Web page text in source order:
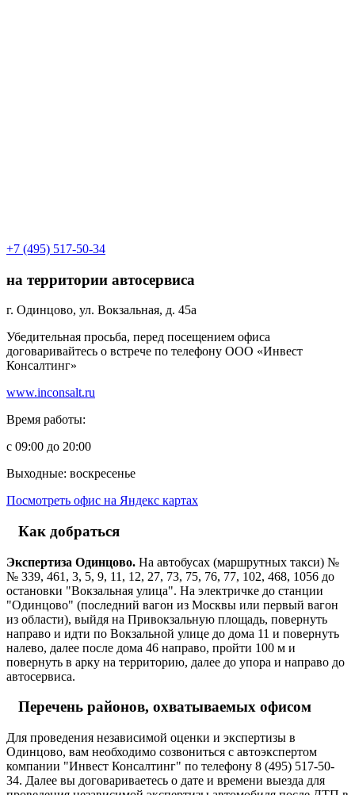
+7 (495) 517-50-34
на территории автосервиса
г. Одинцово, ул. Вокзальная, д. 45а
Убедительная просьба, перед посещением офиса
договаривайтесь о встрече по телефону ООО «Инвест
Консалтинг»
www.inconsalt.ru
Время работы:
с 09:00 до 20:00
Выходные: воскресенье
Посмотреть офис на Яндекс картах
Как добраться
Экспертиза Одинцово. На автобусах (маршрутных такси) №
№ 339, 461, 3, 5, 9, 11, 12, 27, 73, 75, 76, 77, 102, 468, 1056 до
остановки "Вокзальная улица". На электричке до станции
"Одинцово" (последний вагон из Москвы или первый вагон
из области), выйдя на Привокзальную площадь, повернуть
направо и идти по Вокзальной улице до дома 11 и повернуть
налево, далее после дома 46 направо, пройти 100 м и
повернуть в арку на территорию, далее до упора и направо до
автосервиса.
Перечень районов, охватываемых офисом
Для проведения независимой оценки и экспертизы в
Одинцово, вам необходимо созвониться с автоэкспертом
компании "Инвест Консалтинг" по телефону 8 (495) 517-50-
34. Далее вы договариваетесь о дате и времени выезда для